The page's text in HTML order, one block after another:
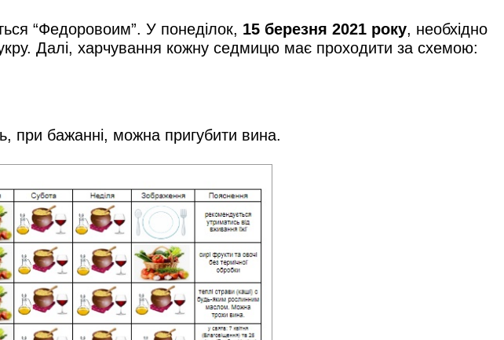
“Федоровоим”. У понеділок, 15 березня 2021 року, необхідно
Далі, харчування кожну седмицю має проходити за схемою:
при бажанні, можна пригубити вина.